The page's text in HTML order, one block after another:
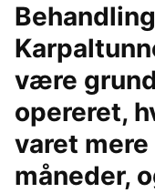
være
opereret,
varet
måneder,